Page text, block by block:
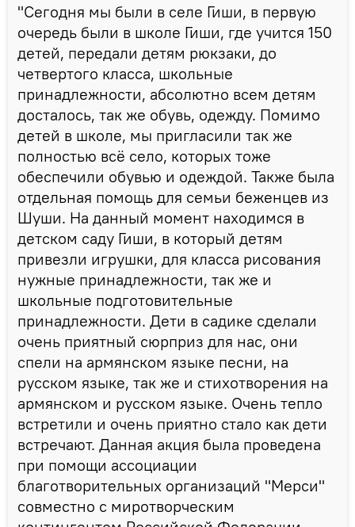
"Сегодня мы были в селе Гиши, в первую
очередь были в школе Гиши, где учится 150
детей, передали детям рюкзаки, до
четвертого класса, школьные
принадлежности, абсолютно всем детям
досталось, так же обувь, одежду. Помимо
детей в школе, мы пригласили так же
полностью всё село, которых тоже
обеспечили обувью и одеждой. Также была
отдельная помощь для семьи беженцев из
Шуши. На данный момент находимся в
детском саду Гиши, в который детям
привезли игрушки, для класса рисования
нужные принадлежности, так же и
школьные подготовительные
принадлежности. Дети в садике сделали
очень приятный сюрприз для нас, они
спели на армянском языке песни, на
русском языке, так же и стихотворения на
армянском и русском языке. Очень тепло
встретили и очень приятно стало как дети
встречают. Данная акция была проведена
при помощи ассоциации
благотворительных организаций "Мерси"
совместно с миротворческим